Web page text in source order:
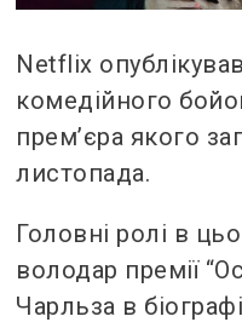
Netflix
комедійного
прем’єра якого
листопада.
Головні ролі в
володар премії
Чарльза в